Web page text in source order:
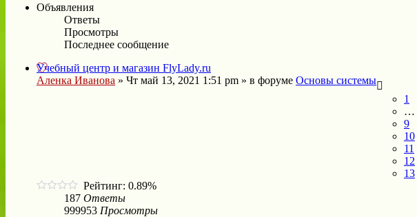
Объявления
Ответы
Просмотры
Последнее сообщение
Учебный центр и магазин FlyLady.ru
Аленка Иванова » Чт май 13, 2021 1:51 pm » в форуме Основы системы
1
…
9
10
11
12
13
Рейтинг: 0.89%
187 Ответы
999953 Просмотры